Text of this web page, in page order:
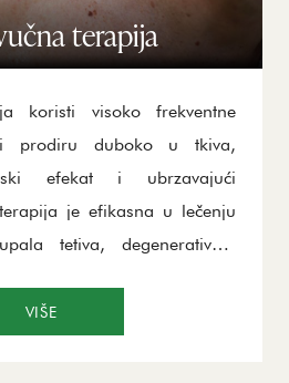
terapija
koristi visoko frekventne
prodiru duboko u tkiva,
efekat i ubrzavajući
je efikasna u lečenju
tetiva, degenerativnih
u smanjenju bolova,
VIŠE